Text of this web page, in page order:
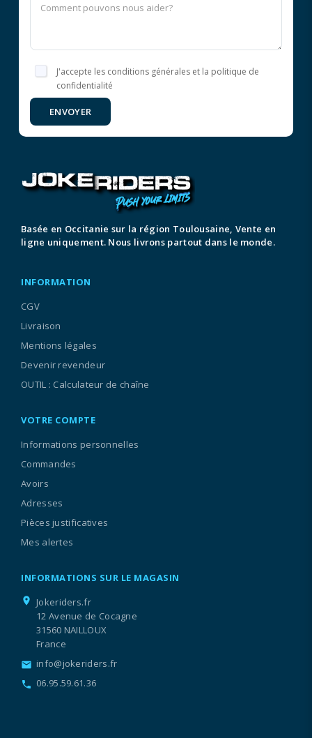
J'accepte les conditions générales et la politique de
confidentialité
ENVOYER
Basée en Occitanie sur la région Toulousaine, Vente en
ligne uniquement. Nous livrons partout dans le monde.
INFORMATION
CGV
Livraison
Mentions légales
Devenir revendeur
OUTIL : Calculateur de chaîne
VOTRE COMPTE
Informations personnelles
Commandes
Avoirs
Adresses
Pièces justificatives
Mes alertes
INFORMATIONS SUR LE MAGASIN
location_on
Jokeriders.fr
12 Avenue de Cocagne
31560 NAILLOUX
France
email info@jokeriders.fr
call 06.95.59.61.36